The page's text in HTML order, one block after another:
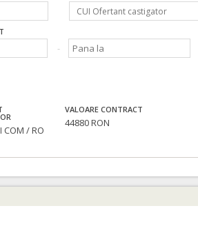
COM / RO
VALOARE CONTRACT
44880 RON